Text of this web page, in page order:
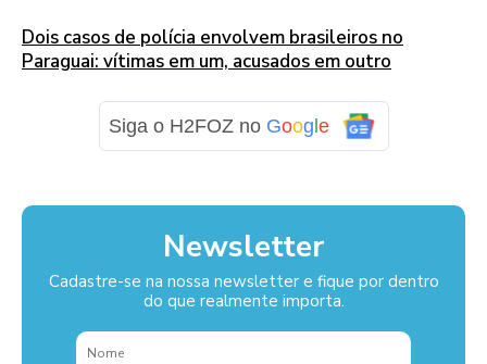
Dois casos de polícia envolvem brasileiros no
Paraguai: vítimas em um, acusados em outro
Siga o H2FOZ no Goog e
Newsletter
Cadastre-se na nossa newsletter e fique por dentro
do que realmente importa.